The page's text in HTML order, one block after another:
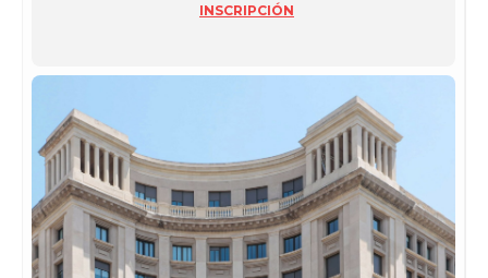
INSCRIPCIÓN